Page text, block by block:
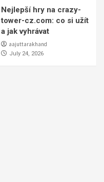
Nejlepší hry na crazy-
tower-cz.com: co si užít
a jak vyhrávat
aajuttarakhand
July 24, 2026